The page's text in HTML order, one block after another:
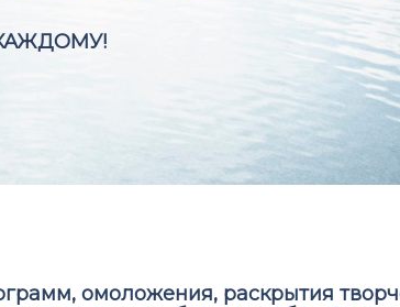
омоложения, раскрытия